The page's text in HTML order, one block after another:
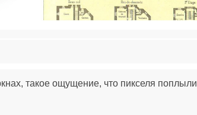
такое ощущение, что пикселя поплыли